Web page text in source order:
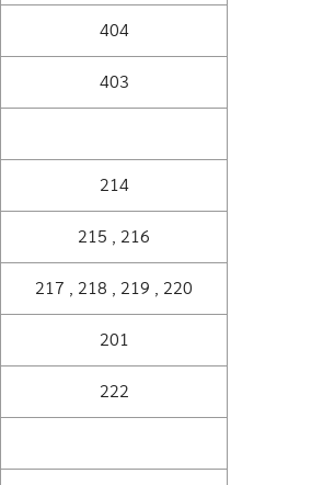
404
403
214
215 , 216
217 , 218 , 219 , 220
201
222